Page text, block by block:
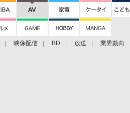
映像配信 BD 放送 業界動向